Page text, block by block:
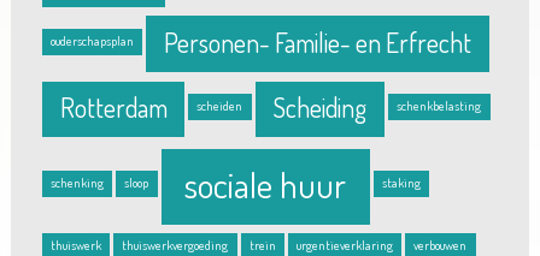
ouderschapsplan Personen- Familie- en Erfrecht
Rotterdam scheiden Scheiding schenkbelasting
schenking sloop sociale huur staking
thuiswerk thuiswerkvergoeding trein urgentieverklaring verbouwen